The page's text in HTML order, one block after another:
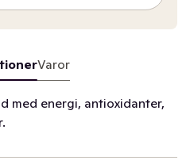
Varor
med energi, antioxidanter,